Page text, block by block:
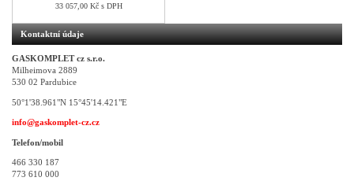
33 057,00 Kč s DPH
Kontaktní údaje
GASKOMPLET cz s.r.o.
Milheimova 2889
530 02 Pardubice
50°1'38.961"N 15°45'14.421"E
info@gaskomplet-cz.cz
Telefon/mobil
466 330 187
773 610 000